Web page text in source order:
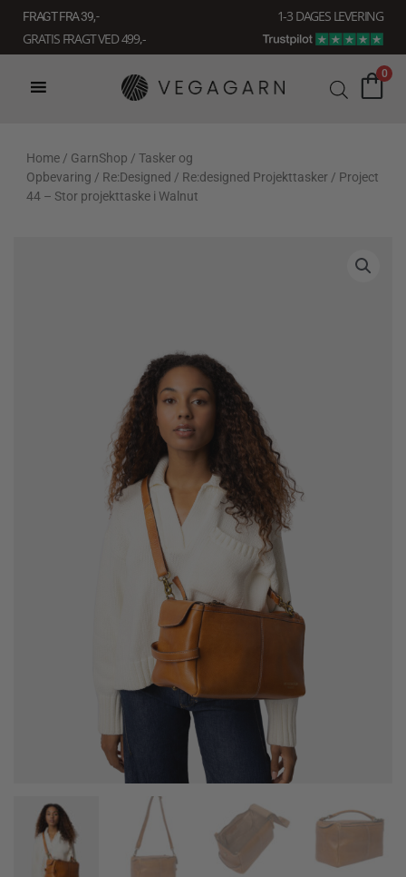
indholdet
FRAGT FRA 39, -
1-3 DAGES LEVERING
GRATIS FRAGT VED 499,-
0
Home / GarnShop / Tasker og
Opbevaring / Re:Designed / Re:designed Projekttasker / Project
44 – Stor projekttaske i Walnut